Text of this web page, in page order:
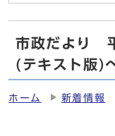
市政だより
(テキスト版)
ホーム 新着情報